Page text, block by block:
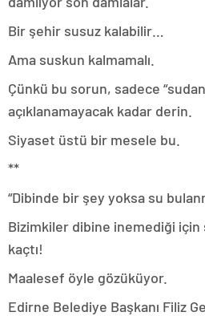
Bir şehir susuz kalabilir…
Ama suskun kalmamalı.
Çünkü bu sorun, sadece
açıklanamayacak kadar derin.
Siyaset üstü bir mesele bu.
**
“Dibinde bir şey yoksa su
Bizimkiler dibine inemediği için
kaçtı!
Maalesef öyle gözüküyor.
Edirne Belediye Başkanı Filiz